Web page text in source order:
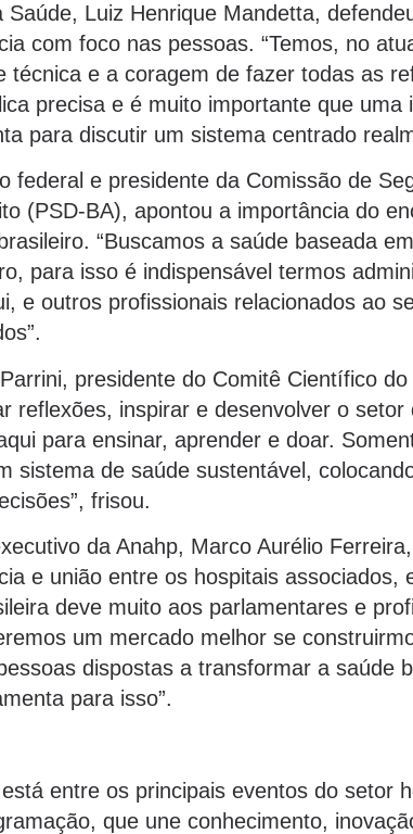
Saúde, Luiz Henrique Mandetta,
com foco nas pessoas. “Temos, no
técnica e a coragem de fazer todas as
precisa e é muito importante que uma
para discutir um sistema centrado
federal e presidente da Comissão de
(PSD-BA), apontou a importância do
“Buscamos a saúde baseada
para isso é indispensável termos
e outros profissionais relacionados ao
presidente do Comitê Científico
reflexões, inspirar e desenvolver o setor
para ensinar, aprender e doar.
sistema de saúde sustentável,
frisou.
da Anahp, Marco Aurélio
e união entre os hospitais associados,
deve muito aos parlamentares e
um mercado melhor se
dispostas a transformar a saúde
para isso”.
entre os principais eventos do setor
que une conhecimento,